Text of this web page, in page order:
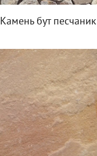
Камень бут песчаник